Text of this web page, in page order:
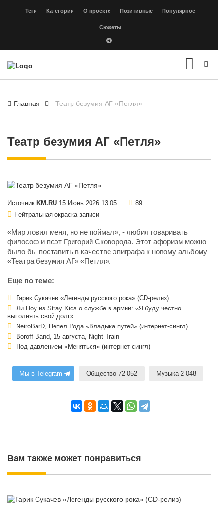
Теги Категории О проекте Позитивные Популярное
Сюжеты
Главная Театр безумия АГ «Петля»
Театр безумия АГ «Петля»
Источник KM.RU 15 Июнь 2026 13:05
89
Нейтральная окраска записи
«Мир ловил меня, но не поймал», - любил говаривать
философ и поэт Григорий Сковорода. Этот афоризм можно
было бы поставить в качестве эпиграфа к новому альбому
«Театра безумия АГ» «Петля».
Еще по теме:
Гарик Сукачев «Легенды русского рока» (CD-релиз)
Ли Ноу из Stray Kids о службе в армии: «Я буду честно
выполнять свой долг»
NeiroBarD, Пепел Рода «Владыка путей» (интернет-сингл)
Boroff Band, 15 августа, Night Train
Под давлением «Меняться» (интернет-сингл)
Мы в Telegram Общество 72 052 Музыка 2 048
Вам также может понравиться